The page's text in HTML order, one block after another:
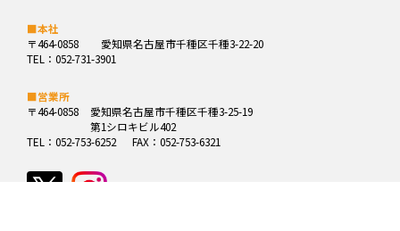
■本社
〒464-0858
愛知県名古屋市千種区千種3-22-20
TEL：052-731-3901
■営業所
〒464-0858
愛知県名古屋市千種区千種3-25-19
第1シロキビル402
TEL：052-753-6252
FAX：052-753-6321